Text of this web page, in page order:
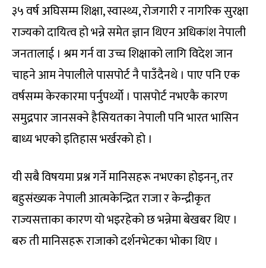
३५ वर्ष अघिसम्म शिक्षा, स्वास्थ्य, रोजगारी र नागरिक सुरक्षा
राज्यको दायित्व हो भन्ने समेत ज्ञान थिएन अधिकांश नेपाली
जनतालाई । श्रम गर्न वा उच्च शिक्षाको लागि विदेश जान
चाहने आम नेपालीले पासपोर्ट नै पाउँदैनथे । पाए पनि एक
वर्षसम्म केरकारमा पर्नुपर्थ्यो । पासपोर्ट नभएकै कारण
समुद्रपार जानसक्ने हैसियतका नेपाली पनि भारत भासिन
बाध्य भएको इतिहास भर्खरको हो ।
यी सबै विषयमा प्रश्न गर्ने मानिसहरू नभएका होइनन्, तर
बहुसंख्यक नेपाली आत्मकेन्द्रित राजा र केन्द्रीकृत
राज्यसत्ताका कारण यो भइरहेको छ भन्नेमा बेखबर थिए ।
बरु ती मानिसहरू राजाको दर्शनभेटका भोका थिए ।